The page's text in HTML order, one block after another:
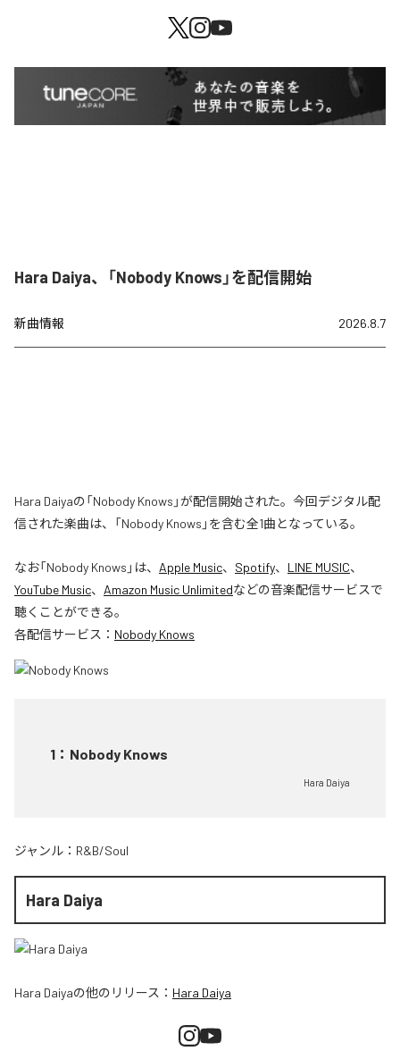
Hara Daiya、「Nobody Knows」を配信開始
新曲情報 2026.8.7
Hara Daiyaの「Nobody Knows」が配信開始された。今回デジタル配
信された楽曲は、「Nobody Knows」を含む全1曲となっている。
なお「Nobody Knows 」は、 Apple Music、 Spotify、 LINE MUSIC、
YouTube Music、 Amazon Music Unlimitedなどの音楽配信サービスで
聴くことができる。
各配信サービス： Nobody Knows
1 ： Nobody Knows
Hara Daiya
ジャンル： R&B/Soul
Hara Daiya
Hara Daiyaの他のリリース： Hara Daiya